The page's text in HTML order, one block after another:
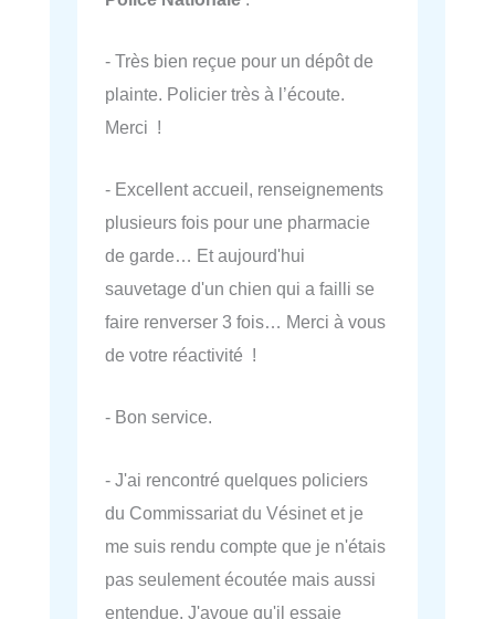
- Très bien reçue pour un dépôt de
plainte. Policier très à l’écoute.
Merci !
- Excellent accueil, renseignements
plusieurs fois pour une pharmacie
de garde… Et aujourd'hui
sauvetage d'un chien qui a failli se
faire renverser 3 fois… Merci à vous
de votre réactivité !
- Bon service.
- J'ai rencontré quelques policiers
du Commissariat du Vésinet et je
me suis rendu compte que je n'étais
pas seulement écoutée mais aussi
entendue. J'avoue qu'il essaie